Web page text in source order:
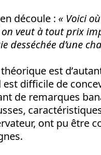
découle : « Voici où
veut à tout prix
desséchée d’une
est
est difficile de
de remarques
ont pu être